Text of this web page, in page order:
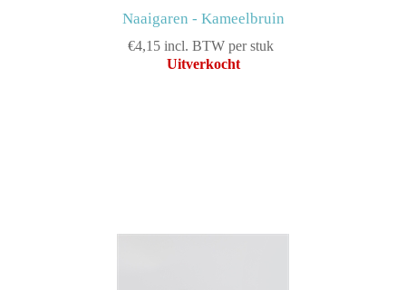
Naaigaren - Kameelbruin
€4,15 incl. BTW per stuk
Uitverkocht